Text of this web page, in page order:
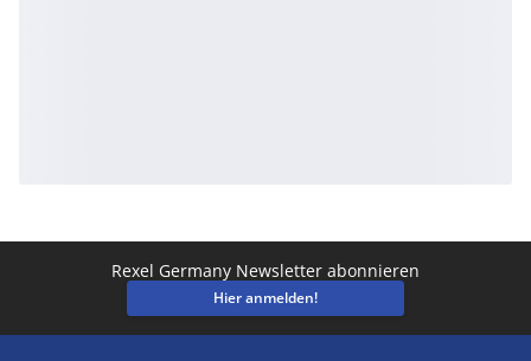
Rexel Germany Newsletter abonnieren
Hier anmelden!